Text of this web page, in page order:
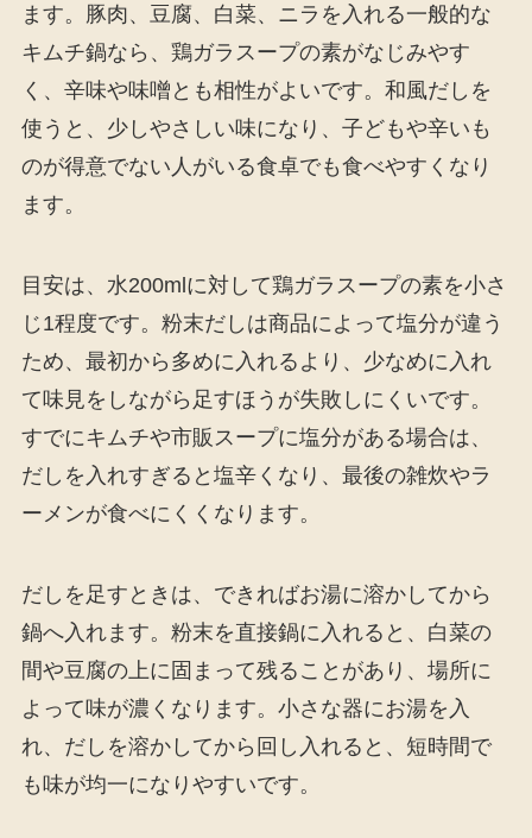
ます。豚肉、豆腐、白菜、ニラを入れる一般的な
キムチ鍋なら、鶏ガラスープの素がなじみやす
く、辛味や味噌とも相性がよいです。和風だしを
使うと、少しやさしい味になり、子どもや辛いも
のが得意でない人がいる食卓でも食べやすくなり
ます。
目安は、水200mlに対して鶏ガラスープの素を小さ
じ1程度です。粉末だしは商品によって塩分が違う
ため、最初から多めに入れるより、少なめに入れ
て味見をしながら足すほうが失敗しにくいです。
すでにキムチや市販スープに塩分がある場合は、
だしを入れすぎると塩辛くなり、最後の雑炊やラ
ーメンが食べにくくなります。
だしを足すときは、できればお湯に溶かしてから
鍋へ入れます。粉末を直接鍋に入れると、白菜の
間や豆腐の上に固まって残ることがあり、場所に
よって味が濃くなります。小さな器にお湯を入
れ、だしを溶かしてから回し入れると、短時間で
も味が均一になりやすいです。